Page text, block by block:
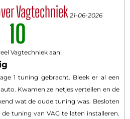
Vagtechniek 21-06-2026
10
Vagtechniek aan!
1 tuning gebracht. Bleek er al een
Kwamen ze netjes vertellen en de
wat de oude tuning was. Besloten
tuning van VAG te laten installeren.